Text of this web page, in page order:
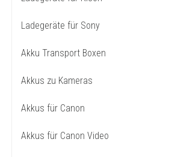
Ladegeräte für Sony
Akku Transport Boxen
Akkus zu Kameras
Akkus für Canon
Akkus für Canon Video